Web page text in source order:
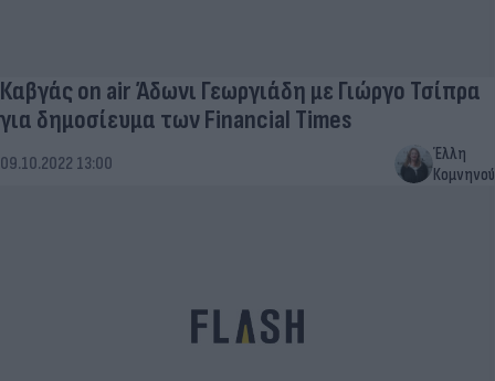
Καβγάς on air Άδωνι Γεωργιάδη με Γιώργο Τσίπρα
για δημοσίευμα των Financial Times
09.10.2022 13:00
Έλλη
Κομνηνού